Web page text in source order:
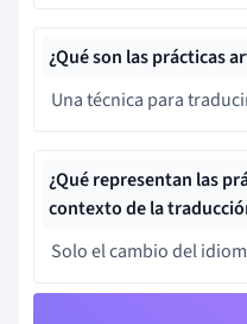
¿Qué son las prácticas
Una técnica para
¿Qué representan las
contexto de la
Solo el cambio del